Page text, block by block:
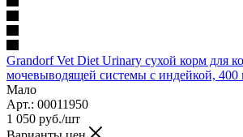
Grandorf Vet Diet Urinary сухой корм для
мочевыводящей системы с индейкой, 400
Мало
Арт.: 00011950
1 050 руб./шт